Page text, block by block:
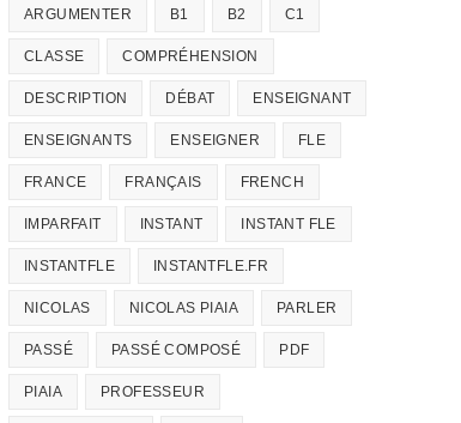
ARGUMENTER B1 B2 C1
CLASSE COMPRÉHENSION
DESCRIPTION DÉBAT ENSEIGNANT
ENSEIGNANTS ENSEIGNER FLE
FRANCE FRANÇAIS FRENCH
IMPARFAIT INSTANT INSTANT FLE
INSTANTFLE INSTANTFLE.FR
NICOLAS NICOLAS PIAIA PARLER
PASSÉ PASSÉ COMPOSÉ PDF
PIAIA PROFESSEUR